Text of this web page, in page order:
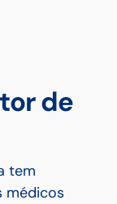
de
tem
médicos